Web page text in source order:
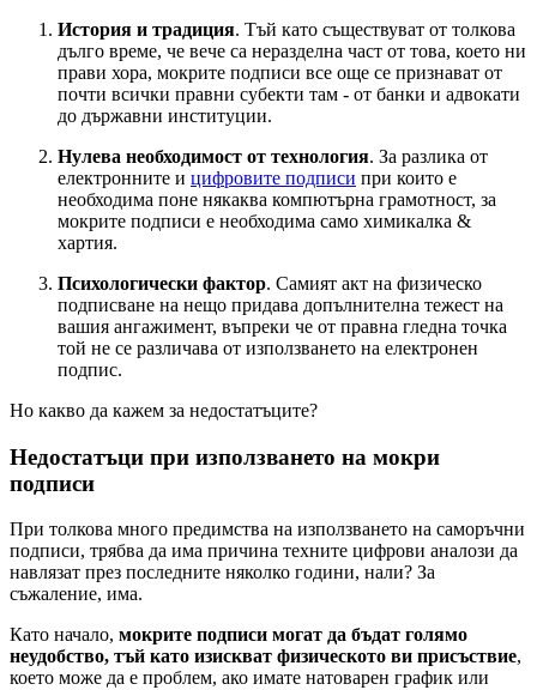
История и традиция. Тъй като съществуват от толкова
дълго време, че вече са неразделна част от това, което ни
прави хора, мокрите подписи все още се признават от
почти всички правни субекти там - от банки и адвокати
до държавни институции.
Нулева необходимост от технология. За разлика от
електронните и цифровите подписи при които е
необходима поне някаква компютърна грамотност, за
мокрите подписи е необходима само химикалка &
хартия.
Психологически фактор. Самият акт на физическо
подписване на нещо придава допълнителна тежест на
вашия ангажимент, въпреки че от правна гледна точка
той не се различава от използването на електронен
подпис.
Но какво да кажем за недостатъците?
Недостатъци при използването на мокри
подписи
При толкова много предимства на използването на саморъчни
подписи, трябва да има причина техните цифрови аналози да
навлязат през последните няколко години, нали? За
съжаление, има.
Като начало, мокрите подписи могат да бъдат голямо
неудобство, тъй като изискват физическото ви присъствие,
което може да е проблем, ако имате натоварен график или